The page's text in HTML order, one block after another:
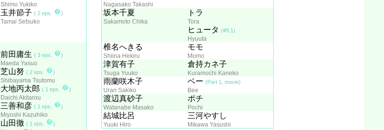
Shimo Yukiko
玉井節子 ( 2 eps. )
Tamai Setsuko
前田庸生 ( 3 eps. )
Maeda Yasuo
芝山努 ( 2 eps. )
Shibayama Tsutomu
大地丙太郎 ( 1 eps. )
Daichi Akitarou
三善和彦 ( 1 eps. )
Miyoshi Kazuhiko
山田徹 ( 1 eps. )
Nagasako Takashi
坂本千夏
Sakamoto Chika
トラ
Tora
ヒュータ (#9.1)
Hyuuta
椎名へきる
Shiina Hekiru
モモ
Momo
津賀有子
Tsuga Yuuko
倉持カネ子
Kuramochi Kaneko
雨蘭咲木子
Uran Sakiko
ベー (Part 1, movie)
Bee
渡辺真砂子
Watanabe Masako
ポチ
Pochi
結城比呂
Yuuki Hiro
三河やすし
Mikawa Yasushi